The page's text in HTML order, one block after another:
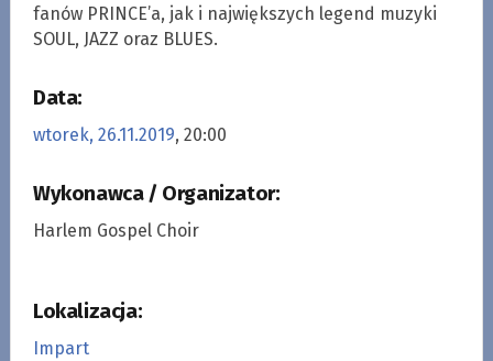
fanów PRINCE’a, jak i największych legend muzyki
SOUL, JAZZ oraz BLUES.
Data:
wtorek, 26.11.2019, 20:00
Wykonawca / Organizator:
Harlem Gospel Choir
Lokalizacja:
Impart